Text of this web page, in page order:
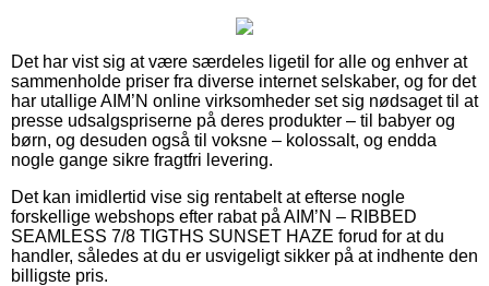
Det har vist sig at være særdeles ligetil for alle og enhver at
sammenholde priser fra diverse internet selskaber, og for det
har utallige AIM’N online virksomheder set sig nødsaget til at
presse udsalgspriserne på deres produkter – til babyer og
børn, og desuden også til voksne – kolossalt, og endda
nogle gange sikre fragtfri levering.
Det kan imidlertid vise sig rentabelt at efterse nogle
forskellige webshops efter rabat på AIM’N – RIBBED
SEAMLESS 7/8 TIGTHS SUNSET HAZE forud for at du
handler, således at du er usvigeligt sikker på at indhente den
billigste pris.